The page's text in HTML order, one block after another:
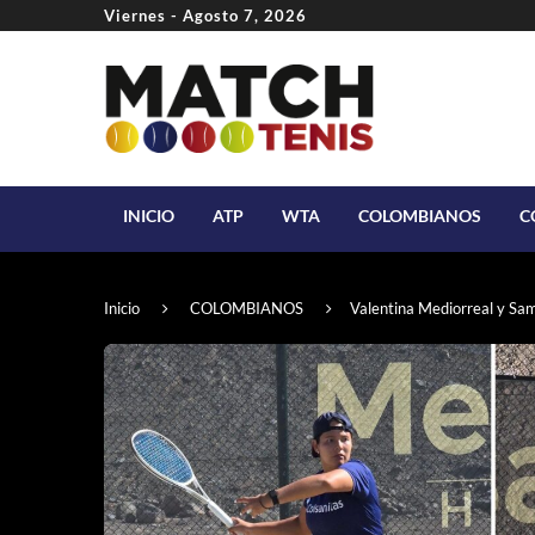
Viernes - Agosto 7, 2026
INICIO ATP WTA COLOMBIANOS
Inicio COLOMBIANOS Valentina Mediorreal y